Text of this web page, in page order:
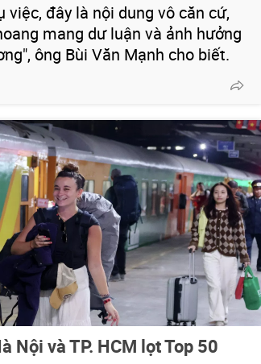
đây là nội dung vô căn cứ,
mang dư luận và ảnh hưởng
ông Bùi Văn Mạnh cho biết.
Nội và TP. HCM lọt Top 50